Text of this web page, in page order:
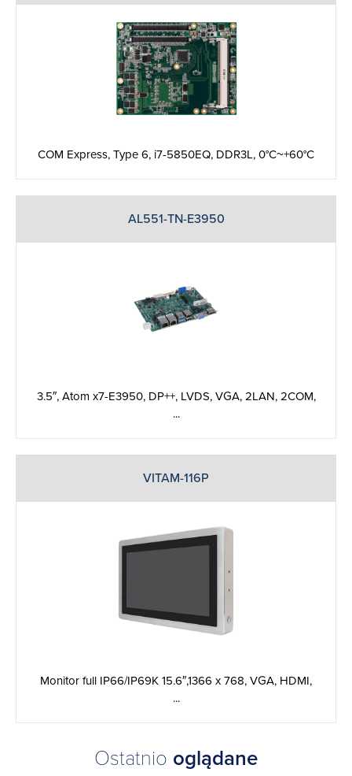
COM Express, Type 6, i7-5850EQ, DDR3L, 0°C~+60°C
AL551-TN-E3950
3.5″, Atom x7-E3950, DP++, LVDS, VGA, 2LAN, 2COM,
...
VITAM-116P
Monitor full IP66/IP69K 15.6″,1366 x 768, VGA, HDMI,
...
Ostatnio oglądane